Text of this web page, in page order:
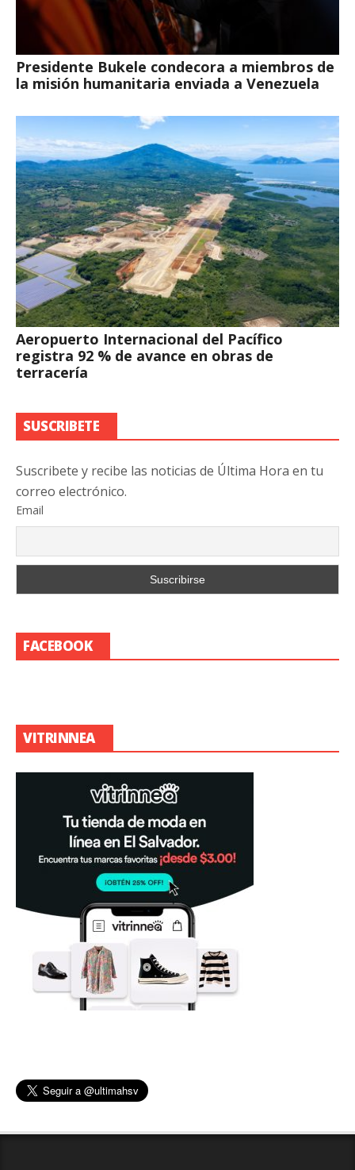
Presidente Bukele condecora a miembros de
la misión humanitaria enviada a Venezuela
Aeropuerto Internacional del Pacífico
registra 92 % de avance en obras de
terracería
SUSCRIBETE
Suscribete y recibe las noticias de Última Hora en tu
correo electrónico.
Email
FACEBOOK
VITRINNEA